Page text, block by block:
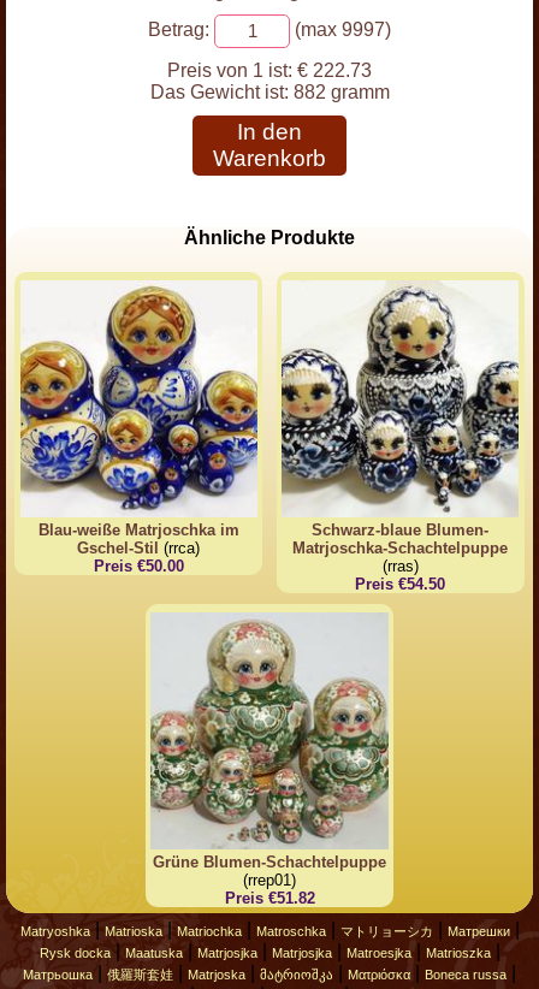
Betrag:
(max 9997)
Preis von 1 ist: € 222.73
Das Gewicht ist: 882 gramm
In den
Warenkorb
Ähnliche Produkte
Blau-weiße Matrjoschka im
Gschel-Stil (rrca)
Preis €50.00
Schwarz-blaue Blumen-
Matrjoschka-Schachtelpuppe
(rras)
Preis €54.50
Grüne Blumen-Schachtelpuppe
(rrep01)
Preis €51.82
Matryoshka| Matrioska| Matriochka| Matroschka| マトリョーシカ Матрешки|
Rysk docka| Maatuska| Matrjosjka| Matrjosjka| Matroesjka| Matrioszka|
Матрьошка 俄羅斯套娃 Matrjoska მატრიოშკა Ματριόσκα Boneca russa